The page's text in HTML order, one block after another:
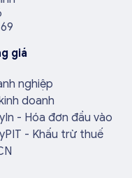
giá
nghiệp
doanh
- Hóa đơn đầu vào
- Khấu trừ thuế